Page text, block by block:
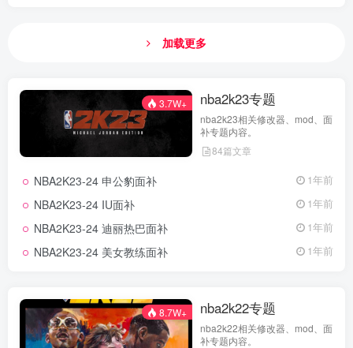
加载更多
3.7W+ nba2k23专题
nba2k23相关修改器、mod、面
补专题内容。
84篇文章
NBA2K23-24 申公豹面补 1年前
NBA2K23-24 IU面补 1年前
NBA2K23-24 迪丽热巴面补 1年前
NBA2K23-24 美女教练面补 1年前
8.7W+ nba2k22专题
nba2k22相关修改器、mod、面
补专题内容。